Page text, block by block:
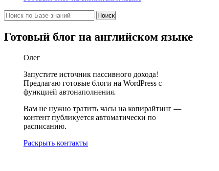
Готовый блог на английском языке
Олег
Запустите источник пассивного дохода!
Предлагаю готовые блоги на WordPress с
функцией автонаполнения.
Вам не нужно тратить часы на копирайтинг —
контент публикуется автоматически по
расписанию.
Раскрыть контакты